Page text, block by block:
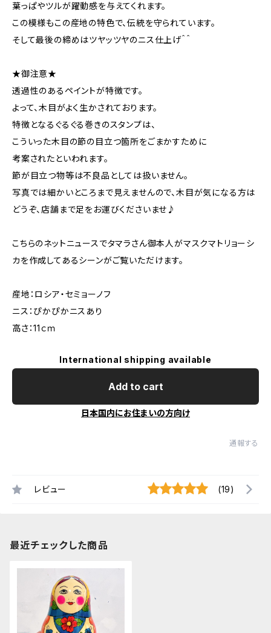
葉っぱやツルが躍動感を与えてくれます。
この模様もこの産地の特色で、伝統を守られています。
そして最後の締めはツヤッツヤのニス仕上げ＾＾
★御注意★
透過性のあるペイントが特徴です。
よって、木目がよく生かされております。
特徴となるぐるぐる巻きのスタンプは、
こういった木目の節の目立つ箇所をごまかすために
考案されたといわれます。
節が目立つ物等は不良品としては扱いません。
写真では細かいところまで見えませんので、木目が気になる方は
どうぞ、店舗まで足をお運びくださいませ♪
こちらのネットニュースでタマラさん御本人がマスクマトリョーシ
カを作成してあるシーンがご覧いただけます。
産地：ロシア・セミョーノフ
ニス：ぴかぴかニスあり
高さ：11ｃｍ
International shipping available
Add to cart
日本国内にお住まいの方向け
通報する
レビュー (19)
最近チェックした商品